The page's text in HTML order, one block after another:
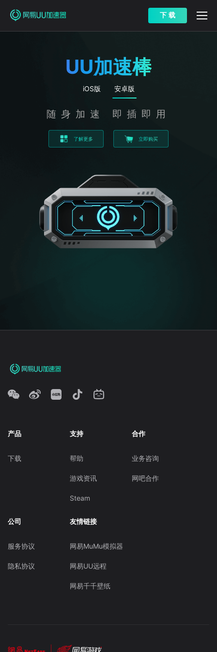
下 载
UU加速棒
iOS版 安卓版
随身加速 即插即用
了解更多 立即购买
产品
下载
支持
帮助
游戏资讯
Steam
合作
业务咨询
网吧合作
公司
服务协议
隐私协议
友情链接
网易MuMu模拟器
网易UU远程
网易千千壁纸